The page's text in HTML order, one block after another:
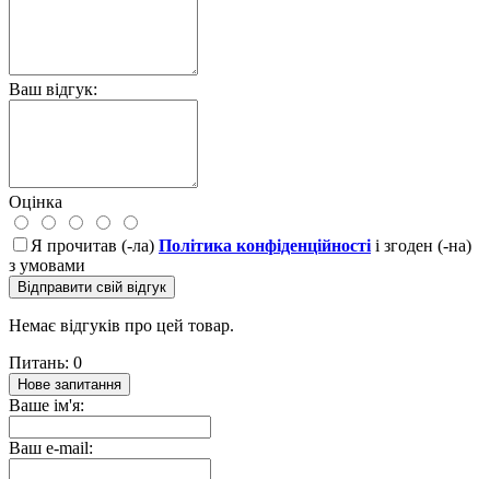
Ваш відгук:
Оцінка
Я прочитав (-ла) Політика конфіденційності і згоден (-на)
з умовами
Відправити свій відгук
Немає відгуків про цей товар.
Питань: 0
Нове запитання
Ваше ім'я:
Ваш e-mail: